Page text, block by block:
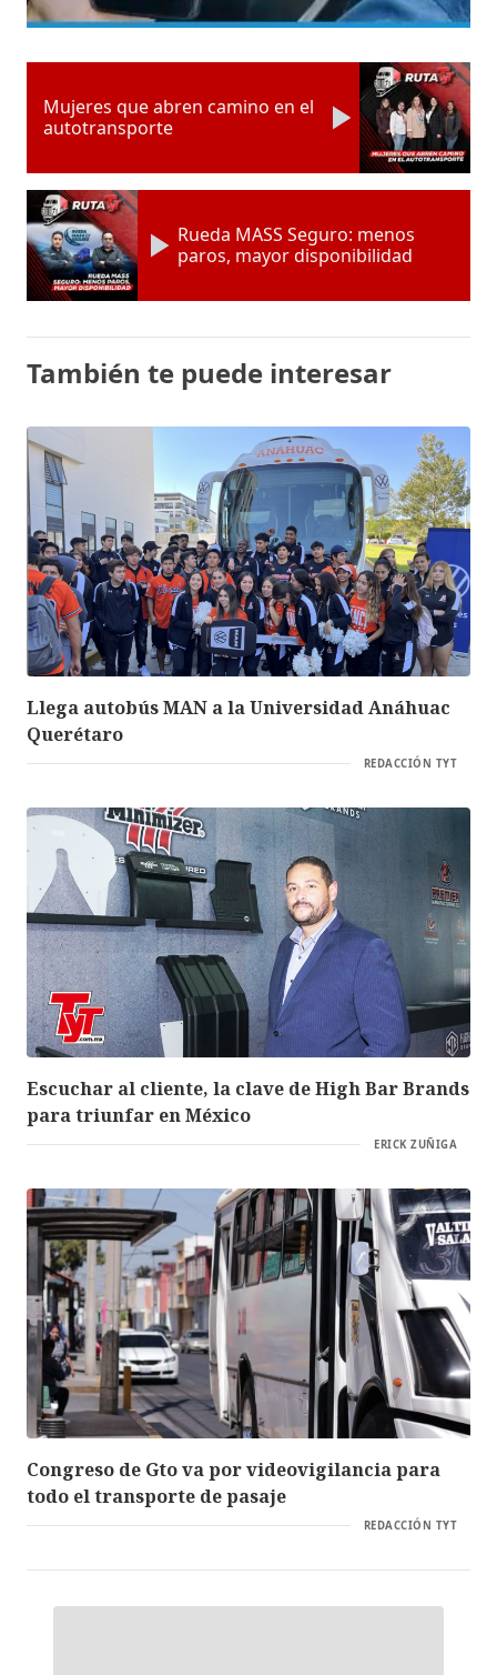
Mujeres que abren camino en el
autotransporte
Rueda MASS Seguro: menos
paros, mayor disponibilidad
También te puede interesar
Llega autobús MAN a la Universidad Anáhuac
Querétaro
REDACCIÓN TYT
Escuchar al cliente, la clave de High Bar Brands
para triunfar en México
ERICK ZUÑIGA
Congreso de Gto va por videovigilancia para
todo el transporte de pasaje
REDACCIÓN TYT